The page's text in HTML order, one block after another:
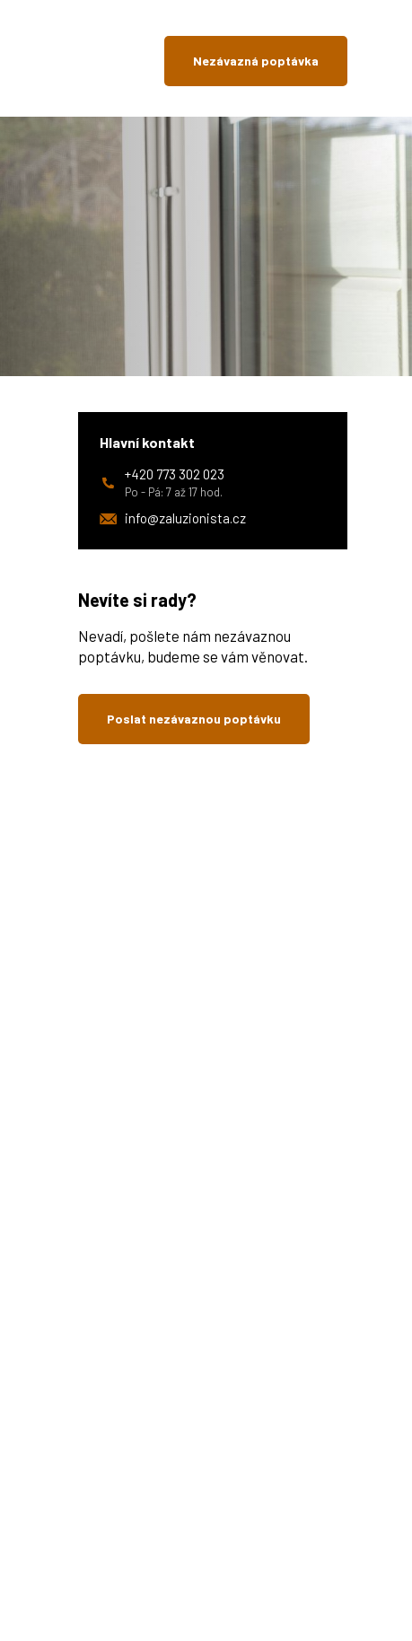
Nezávazná poptávka
Hlavní kontakt
+420 773 302 023
Po - Pá: 7 až 17 hod.
info@zaluzionista.cz
Nevíte si rady?
Nevadí, pošlete nám nezávaznou
poptávku, budeme se vám věnovat.
Poslat nezávaznou poptávku